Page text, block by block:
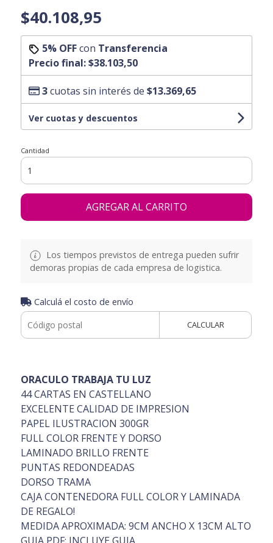
$40.108,95
5% OFFcon Transferencia
Precio final:$38.103,50
3cuotas sin interés de $13.369,65
Ver cuotas y descuentos
Cantidad
AGREGAR AL CARRITO
Los tiempos previstos de entrega pueden sufrir
demoras propias de cada empresa de logistica.
Calculá el costo de envío
CALCULAR
ORACULO TRABAJA TU LUZ
44 CARTAS EN CASTELLANO
EXCELENTE CALIDAD DE IMPRESION
PAPEL ILUSTRACION 300GR
FULL COLOR FRENTE Y DORSO
LAMINADO BRILLO FRENTE
PUNTAS REDONDEADAS
DORSO TRAMA
CAJA CONTENEDORA FULL COLOR Y LAMINADA
DE REGALO!
MEDIDA APROXIMADA: 9CM ANCHO X 13CM ALTO